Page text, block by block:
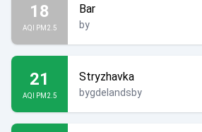
18
AQI PM2.5
Bar
by
21
AQI PM2.5
Stryzhavka
bygdelandsby